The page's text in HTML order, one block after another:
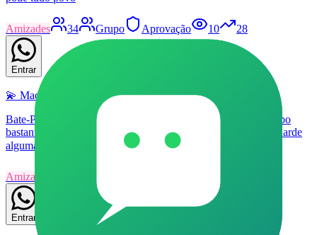
Amizades 34 Grupo Aprovação 10 28
Entrar
💫 Madrugada Acordada 😴
Bate-Papo ativo o tempo todo porém mais na madrugada, grupo
bastante interessante pra passar o tempo também. Clique e aguarde
algumas horas e veja esse incrível grupo ! 😍🌈
Amizades
Entrar